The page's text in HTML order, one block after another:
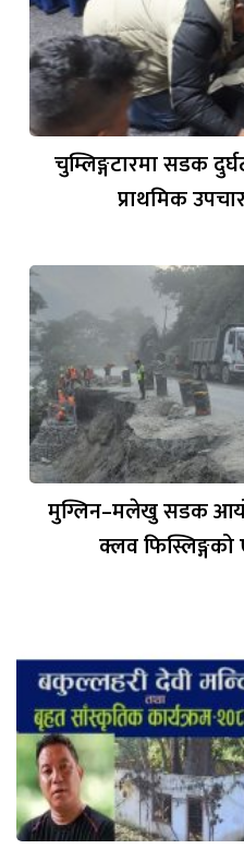
चुम्लिङ्गटारमा सडक
प्राथमिक
मुग्लिन–मलेखु सडक
क्लव